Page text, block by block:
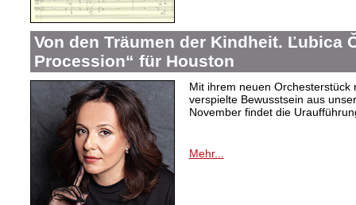
Von den Träumen der Kindheit. Ľubica
Procession“ für Houston
Mit ihrem neuen Orchesterstück
verspielte Bewusstsein aus
November findet die
Mehr...